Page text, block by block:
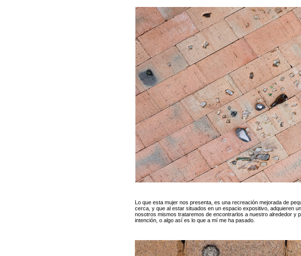
Lo que esta mujer nos presenta, es una recreación mejorada de
cerca, y que al estar situados en un espacio expositivo, adquieren
nosotros mismos trataremos de encontrarlos a nuestro alrededor y
intención, o algo así es lo que a mí me ha pasado.